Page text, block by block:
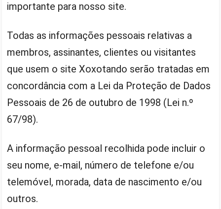
importante para nosso site.
Todas as informações pessoais relativas a
membros, assinantes, clientes ou visitantes
que usem o site Xoxotando serão tratadas em
concordância com a Lei da Proteção de Dados
Pessoais de 26 de outubro de 1998 (Lei n.º
67/98).
A informação pessoal recolhida pode incluir o
seu nome, e-mail, número de telefone e/ou
telemóvel, morada, data de nascimento e/ou
outros.